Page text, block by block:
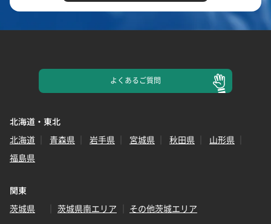
よくあるご質問
北海道・東北
北海道
青森県 岩手県 宮城県 秋田県
山形県
福島県
関東
茨城県
茨城県南エリア
その他茨城エリア